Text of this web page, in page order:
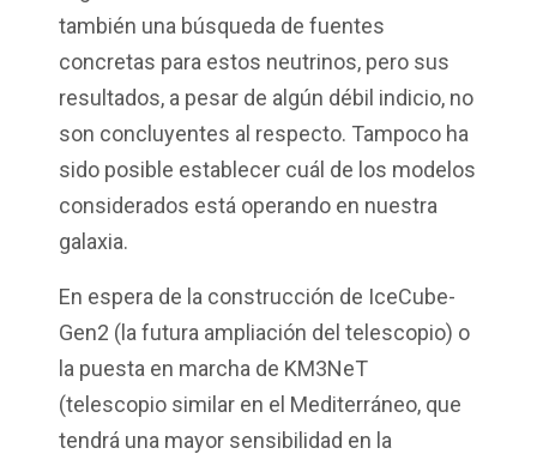
también una búsqueda de fuentes
concretas para estos neutrinos, pero sus
resultados, a pesar de algún débil indicio, no
son concluyentes al respecto. Tampoco ha
sido posible establecer cuál de los modelos
considerados está operando en nuestra
galaxia.
En espera de la construcción de IceCube-
Gen2 (la futura ampliación del telescopio) o
la puesta en marcha de KM3NeT
(telescopio similar en el Mediterráneo, que
tendrá una mayor sensibilidad en la